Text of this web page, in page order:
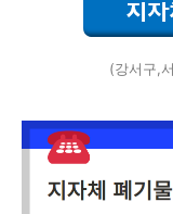
(강서구,